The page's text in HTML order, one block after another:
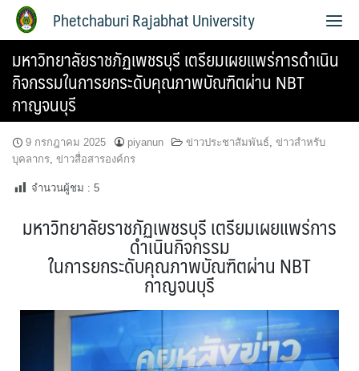
Phetchaburi Rajabhat University
มหาวิทยาลัยราชภัฏเพชรบุรี เตรียมเผยแพร่การดำเนิน
กิจกรรมในการยกระดับคุณภาพบัณฑิตผ่าน NBT
กาญจนบุรี
9 กรกฎาคม 2025 piyanun ข่าวประชาสัมพันธ์, ข่าวสำหรับ
บุคลากร, ข่าวสื่อสารองค์กร
จำนวนผู้ชม : 5
มหาวิทยาลัยราชภัฏเพชรบุรี เตรียมเผยแพร่การ
ดำเนินกิจกรรม
ในการยกระดับคุณภาพบัณฑิตผ่าน NBT
กาญจนบุรี